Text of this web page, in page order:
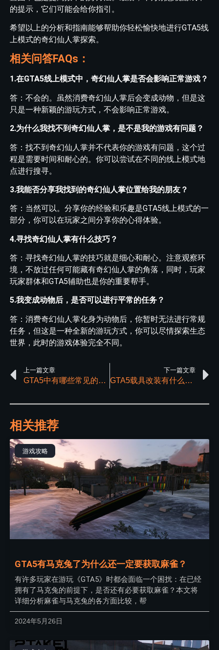
的提示，它们可能会给你指引。
希望以上的分析和指南能够帮助你轻松愉快地进行GTA5线
上模式的奇幻仙人掌探索。
相关问答FAQs：
1.在GTA5线上模式中，奇幻仙人掌是否会影响正常游戏？
答：不会的。虽然消费奇幻仙人掌后会变成动物，但是这
只是一种新颖的游玩方式，不会影响正常游戏。
2.为什么我找不到奇幻仙人掌，是不是我的游戏有问题？
答：找不到奇幻仙人掌并不代表你的游戏有问题，这个过
程是需要时间和耐心的。你可以尝试在不同的线上模式地
点进行搜寻。
3.我能否分享我找到的奇幻仙人掌位置给我的朋友？
答：当然可以。分享你的经验和乐趣是GTA5线上模式的一
部分，你可以在玩家之间分享你的心得体验。
4.寻找奇幻仙人掌有什么技巧？
答：寻找奇幻仙人掌的技巧就是细心和耐心。注意观察环
境，不放过任何可能藏有奇幻仙人掌的角落，同时，玩家
玩家群体和GTA5辅助也是你的重要帮手。
5.我变成动物后，是否可以进行平常的任务？
答：消费奇幻仙人掌化身为动物后，你暂时无法进行常规
任务，但这是一种全新的游玩方式，你可以尽情探索生态
世界，此时的游戏体验完全不同。
上一篇文章
GTA5中有哪些常见的错误代码及解决方案？
下一篇文章
GTA5载具改装有什么作用
相关推荐
游戏攻略
GTA5有马克兔了为什么还一定要获取麻雀？
有许多玩家在游玩《GTA5》时都会面临一个困扰：在已经
拥有了马克兔的前提下，是否还有必要获取麻雀？本文将
详细分析麻雀与马克兔的各方面比较，帮
2024年5月26日